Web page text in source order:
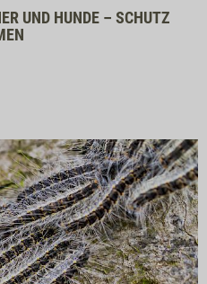
UND HUNDE – SCHUTZ